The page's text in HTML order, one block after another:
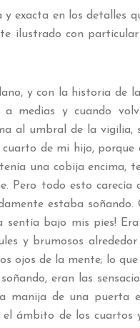
exacta en los detalles
ilustrado con
y con la historia de
medias y cuando
al umbral de la vigilia,
de mi hijo,
una cobija encima,
Pero todo esto carecía
estaba soñando.
sentía bajo mis pies!
y brumosos alrededor
ojos de la mente; lo
eran las
manija de una puerta
el ámbito de los cuartos